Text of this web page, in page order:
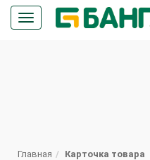
Кнопка
меню
Главная Карточка товара